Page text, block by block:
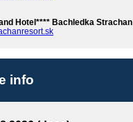
Hotel**** Bachledka Strachan
info